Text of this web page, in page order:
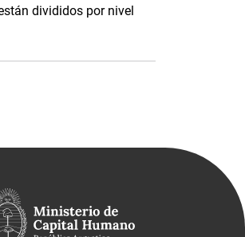
divididos por nivel